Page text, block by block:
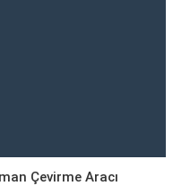
Çevirme Aracı